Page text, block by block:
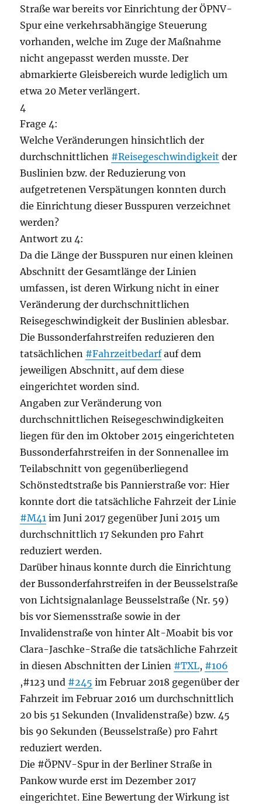
Straße war bereits vor Einrichtung der ÖPNV-
Spur eine verkehrsabhängige Steuerung
vorhanden, welche im Zuge der Maßnahme
nicht angepasst werden musste. Der
abmarkierte Gleisbereich wurde lediglich um
etwa 20 Meter verlängert.
4
Frage 4:
Welche Veränderungen hinsichtlich der
durchschnittlichen #Reisegeschwindigkeit der
Buslinien bzw. der Reduzierung von
aufgetretenen Verspätungen konnten durch
die Einrichtung dieser Busspuren verzeichnet
werden?
Antwort zu 4:
Da die Länge der Busspuren nur einen kleinen
Abschnitt der Gesamtlänge der Linien
umfassen, ist deren Wirkung nicht in einer
Veränderung der durchschnittlichen
Reisegeschwindigkeit der Buslinien ablesbar.
Die Bussonderfahrstreifen reduzieren den
tatsächlichen #Fahrzeitbedarfauf dem
jeweiligen Abschnitt, auf dem diese
eingerichtet worden sind.
Angaben zur Veränderung von
durchschnittlichen Reisegeschwindigkeiten
liegen für den im Oktober 2015 eingerichteten
Bussonderfahrstreifen in der Sonnenallee im
Teilabschnitt von gegenüberliegend
Schönstedtstraße bis Pannierstraße vor: Hier
konnte dort die tatsächliche Fahrzeit der Linie
#M41 im Juni 2017 gegenüber Juni 2015 um
durchschnittlich 17 Sekunden pro Fahrt
reduziert werden.
Darüber hinaus konnte durch die Einrichtung
der Bussonderfahrstreifen in der Beusselstraße
von Lichtsignalanlage Beusselstraße (Nr. 59)
bis vor Siemensstraße sowie in der
Invalidenstraße von hinter Alt-Moabit bis vor
Clara-Jaschke-Straße die tatsächliche Fahrzeit
in diesen Abschnitten der Linien #TXL, #106
,#123 und #245 im Februar 2018 gegenüber der
Fahrzeit im Februar 2016 um durchschnittlich
20 bis 51 Sekunden (Invalidenstraße) bzw. 45
bis 90 Sekunden (Beusselstraße) pro Fahrt
reduziert werden.
Die #ÖPNV-Spur in der Berliner Straße in
Pankow wurde erst im Dezember 2017
eingerichtet. Eine Bewertung der Wirkung ist